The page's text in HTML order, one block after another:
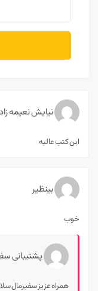
نیایش نعیمه
این کتب عالیه
بینظیر
خوب
پشتیبانی
همراه عزیز سفیرمال